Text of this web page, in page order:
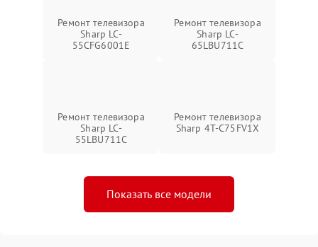
Ремонт телевизора
Sharp LC-
55CFG6001E
Ремонт телевизора
Sharp LC-
65LBU711C
Ремонт телевизора
Sharp LC-
55LBU711C
Ремонт телевизора
Sharp 4T-C75FV1X
Показать все модели